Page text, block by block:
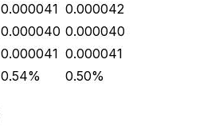
0.000041 0.000042
0.000040 0.000040
0.000041 0.000041
0.54% 0.50%